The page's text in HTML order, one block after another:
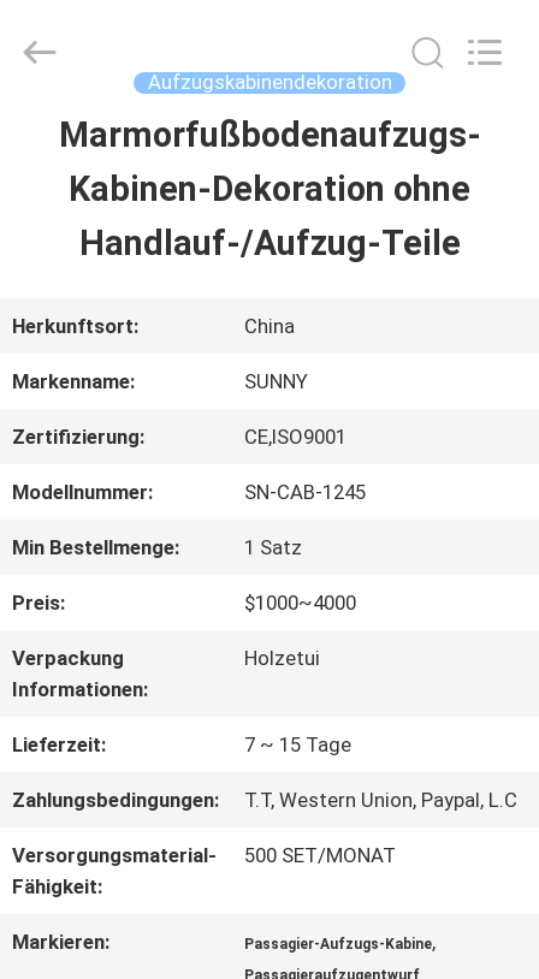
HAUS
PRODUKTE
VIDEOS
FABRIK-
AUSFLUG
QUALITÄTSKONTROLLE
TRETEN
MIT
UNS
SUNNY
Aufzugskabinendekoration
Marmorfußbodenaufzugs-
Kabinen-Dekoration ohne
Handlauf-/Aufzug-Teile
Herkunftsort: China
Markenname: SUNNY
Zertifizierung: CE,ISO9001
Modellnummer: SN-CAB-1245
Min Bestellmenge: 1 Satz
Preis: $1000~4000
Verpackung
Informationen:
Holzetui
Lieferzeit: 7 ~ 15 Tage
Zahlungsbedingungen: T.T, Western Union, Paypal, L.C
Versorgungsmaterial-
Fähigkeit:
500 SET/MONAT
Markieren: Passagier-Aufzugs-Kabine,